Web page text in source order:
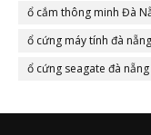
ổ cắm thông minh Đà
ổ cứng máy tính đà nẵng
ổ cứng seagate đà nẵng